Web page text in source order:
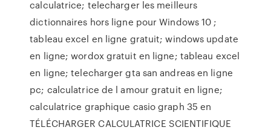
calculatrice; telecharger les meilleurs
dictionnaires hors ligne pour Windows 10 ;
tableau excel en ligne gratuit; windows update
en ligne; wordox gratuit en ligne; tableau excel
en ligne; telecharger gta san andreas en ligne
pc; calculatrice de l amour gratuit en ligne;
calculatrice graphique casio graph 35 en
TÉLÉCHARGER CALCULATRICE SCIENTIFIQUE